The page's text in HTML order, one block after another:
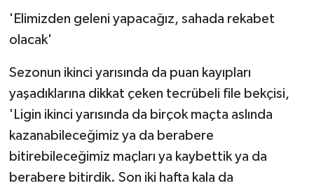
'Elimizden geleni yapacağız, sahada rekabet
olacak'
Sezonun ikinci yarısında da puan kayıpları
yaşadıklarına dikkat çeken tecrübeli file bekçisi,
'Ligin ikinci yarısında da birçok maçta aslında
kazanabileceğimiz ya da berabere
bitirebileceğimiz maçları ya kaybettik ya da
berabere bitirdik. Son iki hafta kala da